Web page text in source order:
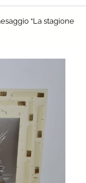
“La stagione